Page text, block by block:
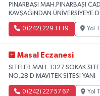
PINARBAŞI MAH.PINARBAŞI
KAVŞAĞINDAN ÜNİVERSİYEYE
0 (242) 229 11 19 Yol
Masal Eczanesi
SITELER MAH. 1327 SOKAK
NO:28 D MAVITEK SITESI YANI
0 (242) 227 57 67 Yol